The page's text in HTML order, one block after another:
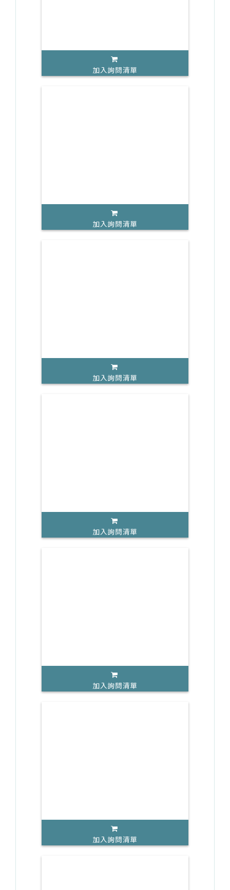
加入詢問清單
加入詢問清單
加入詢問清單
加入詢問清單
加入詢問清單
加入詢問清單